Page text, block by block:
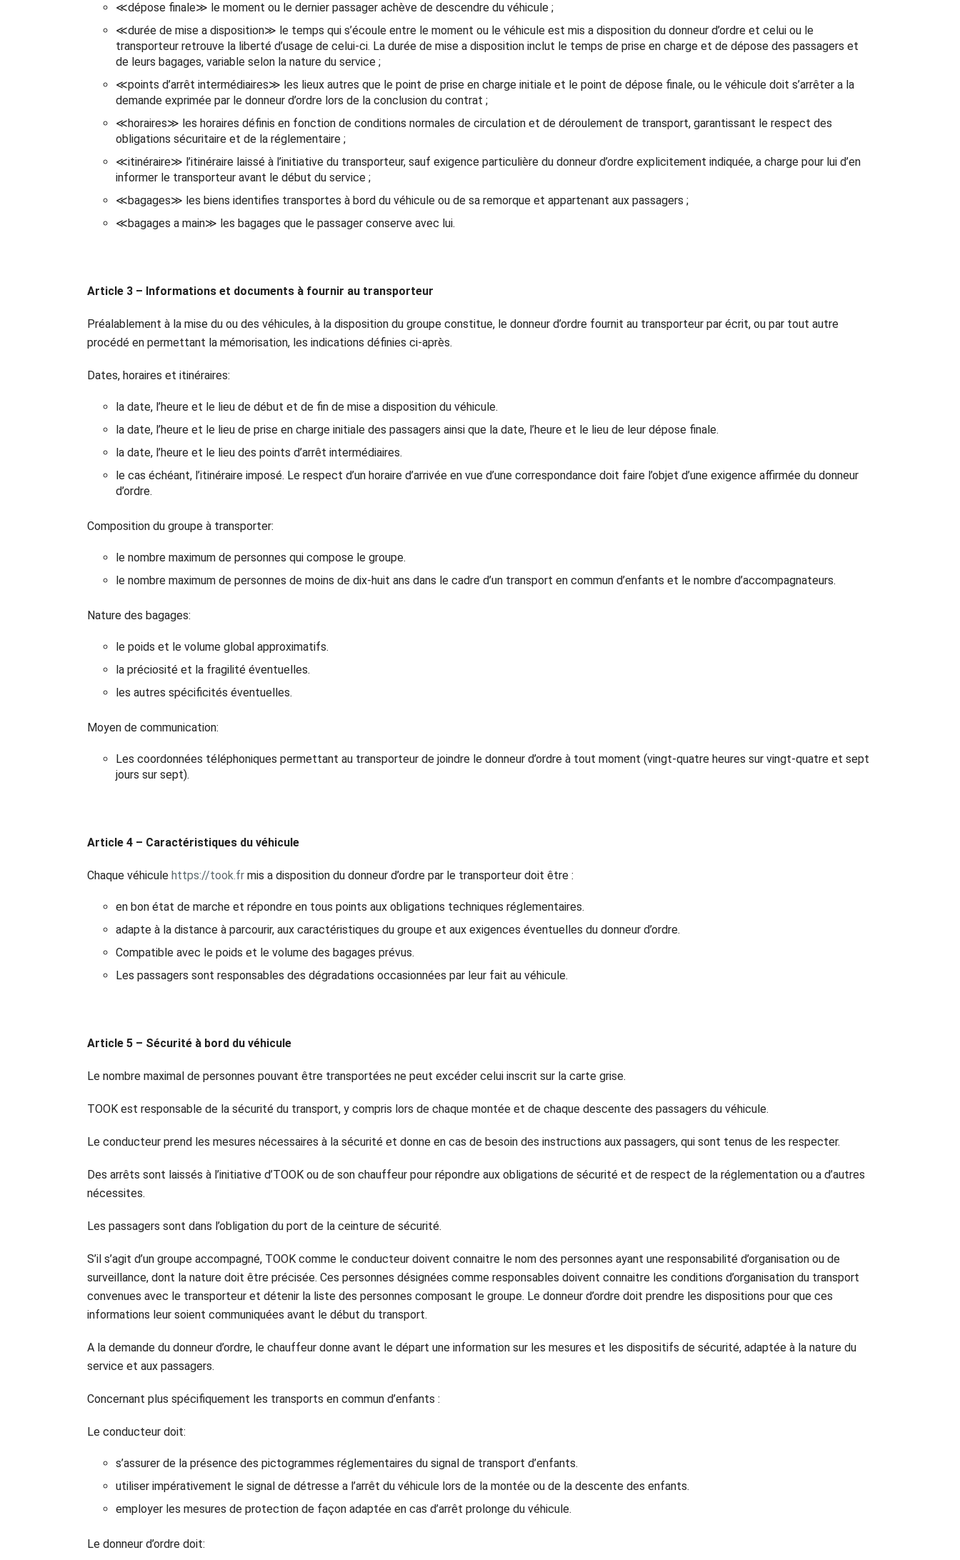
≪dépose finale≫ le moment ou le dernier passager achève de descendre du véhicule ;
≪durée de mise a disposition≫ le temps qui s’écoule entre le moment ou le véhicule est mis a disposition du donneur d’ordre et celui ou le
transporteur retrouve la liberté d’usage de celui-ci. La durée de mise a disposition inclut le temps de prise en charge et de dépose des passagers et
de leurs bagages, variable selon la nature du service ;
≪points d’arrêt intermédiaires≫ les lieux autres que le point de prise en charge initiale et le point de dépose finale, ou le véhicule doit s’arrêter a la
demande exprimée par le donneur d’ordre lors de la conclusion du contrat ;
≪horaires≫ les horaires définis en fonction de conditions normales de circulation et de déroulement de transport, garantissant le respect des
obligations sécuritaire et de la réglementaire ;
≪itinéraire≫ l’itinéraire laissé à l’initiative du transporteur, sauf exigence particulière du donneur d’ordre explicitement indiquée, a charge pour lui d’en
informer le transporteur avant le début du service ;
≪bagages≫ les biens identifies transportes à bord du véhicule ou de sa remorque et appartenant aux passagers ;
≪bagages a main≫ les bagages que le passager conserve avec lui.
Article 3 – Informations et documents à fournir au transporteur
Préalablement à la mise du ou des véhicules, à la disposition du groupe constitue, le donneur d’ordre fournit au transporteur par écrit, ou par tout autre
procédé en permettant la mémorisation, les indications définies ci-après.
Dates, horaires et itinéraires:
la date, l’heure et le lieu de début et de fin de mise a disposition du véhicule.
la date, l’heure et le lieu de prise en charge initiale des passagers ainsi que la date, l’heure et le lieu de leur dépose finale.
la date, l’heure et le lieu des points d’arrêt intermédiaires.
le cas échéant, l’itinéraire imposé. Le respect d’un horaire d’arrivée en vue d’une correspondance doit faire l’objet d’une exigence affirmée du donneur
d’ordre.
Composition du groupe à transporter:
le nombre maximum de personnes qui compose le groupe.
le nombre maximum de personnes de moins de dix-huit ans dans le cadre d’un transport en commun d’enfants et le nombre d’accompagnateurs.
Nature des bagages:
le poids et le volume global approximatifs.
la préciosité et la fragilité éventuelles.
les autres spécificités éventuelles.
Moyen de communication:
Les coordonnées téléphoniques permettant au transporteur de joindre le donneur d’ordre à tout moment (vingt-quatre heures sur vingt-quatre et sept
jours sur sept).
Article 4 – Caractéristiques du véhicule
Chaque véhicule https://took.fr mis a disposition du donneur d’ordre par le transporteur doit être :
en bon état de marche et répondre en tous points aux obligations techniques réglementaires.
adapte à la distance à parcourir, aux caractéristiques du groupe et aux exigences éventuelles du donneur d’ordre.
Compatible avec le poids et le volume des bagages prévus.
Les passagers sont responsables des dégradations occasionnées par leur fait au véhicule.
Article 5 – Sécurité à bord du véhicule
Le nombre maximal de personnes pouvant être transportées ne peut excéder celui inscrit sur la carte grise.
TOOK est responsable de la sécurité du transport, y compris lors de chaque montée et de chaque descente des passagers du véhicule.
Le conducteur prend les mesures nécessaires à la sécurité et donne en cas de besoin des instructions aux passagers, qui sont tenus de les respecter.
Des arrêts sont laissés à l’initiative d’TOOK ou de son chauffeur pour répondre aux obligations de sécurité et de respect de la réglementation ou a d’autres
nécessites.
Les passagers sont dans l’obligation du port de la ceinture de sécurité.
S’il s’agit d’un groupe accompagné, TOOK comme le conducteur doivent connaitre le nom des personnes ayant une responsabilité d’organisation ou de
surveillance, dont la nature doit être précisée. Ces personnes désignées comme responsables doivent connaitre les conditions d’organisation du transport
convenues avec le transporteur et détenir la liste des personnes composant le groupe. Le donneur d’ordre doit prendre les dispositions pour que ces
informations leur soient communiquées avant le début du transport.
A la demande du donneur d’ordre, le chauffeur donne avant le départ une information sur les mesures et les dispositifs de sécurité, adaptée à la nature du
service et aux passagers.
Concernant plus spécifiquement les transports en commun d’enfants :
Le conducteur doit:
s’assurer de la présence des pictogrammes réglementaires du signal de transport d’enfants.
utiliser impérativement le signal de détresse a l’arrêt du véhicule lors de la montée ou de la descente des enfants.
employer les mesures de protection de façon adaptée en cas d’arrêt prolonge du véhicule.
Le donneur d’ordre doit: